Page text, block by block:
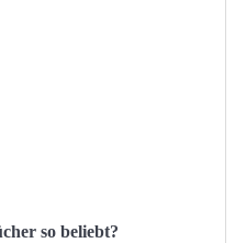
so beliebt?